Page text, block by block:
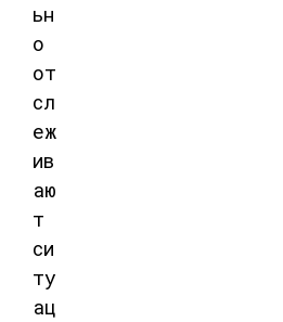
ьн
о
от
сл
еж
ив
аю
т
си
ту
ац